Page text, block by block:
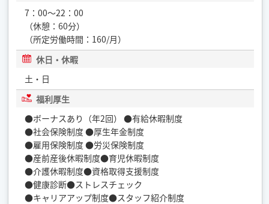
7：00～22：00
（休憩：60分）
（所定労働時間：160/月）
休日・休暇
土・日
福利厚生
●ボーナスあり（年2回） ●有給休暇制度
●社会保険制度 ●厚生年金制度
●雇用保険制度 ●労災保険制度
●産前産後休暇制度●育児休暇制度
●介護休暇制度●資格取得支援制度
●健康診断●ストレスチェック
●キャリアアップ制度●スタッフ紹介制度